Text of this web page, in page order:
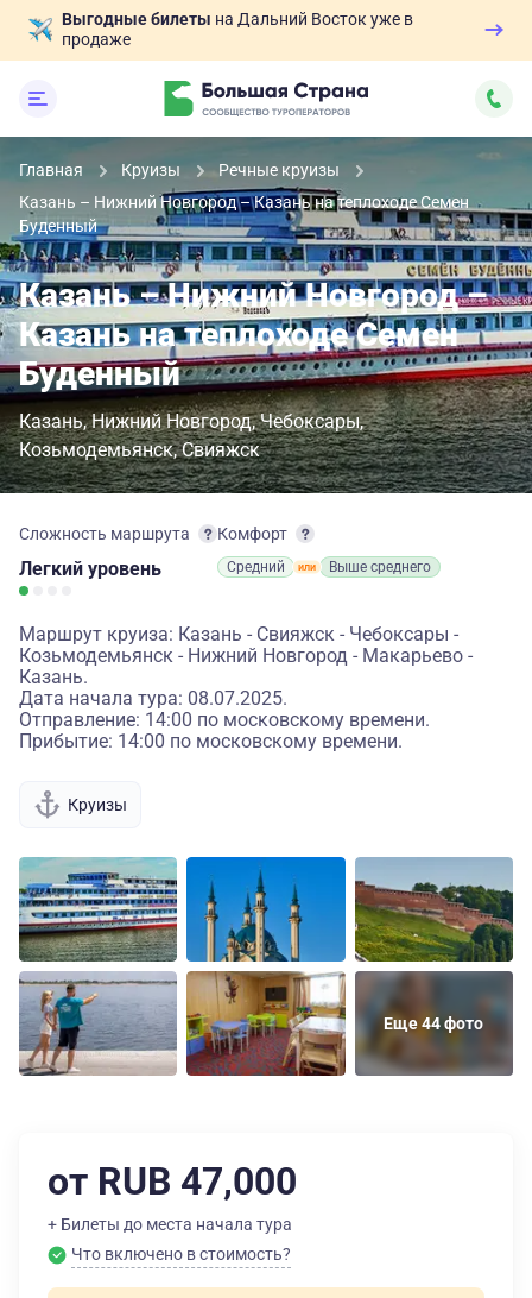
Выгодные билеты на Дальний Восток уже в
продаже
Главная Круизы
Речные круизы
Казань – Нижний Новгород – Казань на теплоходе Семен
Буденный
Казань – Нижний Новгород –
Казань на теплоходе Семен
Буденный
Казань Нижний Новгород Чебоксары
Козьмодемьянск Свияжск
Сложность маршрута
Легкий уровень
Комфорт
Средний Выше среднего
Маршрут круиза: Казань - Свияжск - Чебоксары -
Козьмодемьянск - Нижний Новгород - Макарьево -
Казань.
Дата начала тура: 08.07.2025.
Отправление: 14:00 по московскому времени.
Прибытие: 14:00 по московскому времени.
Круизы
Еще 44 фото
от RUB 47,000
+ Билеты до места начала тура
Что включено в стоимость?